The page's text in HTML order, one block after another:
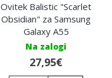
Ovitek Balistic "Scarlet
Obsidian" za Samsung
Galaxy A55
Na zalogi
27,95€